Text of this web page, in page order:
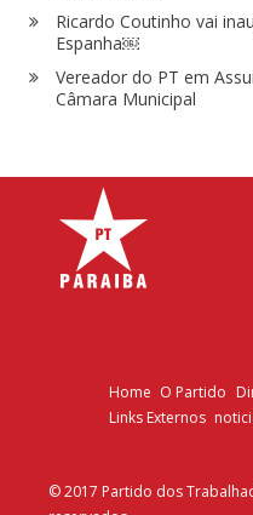
Ricardo Coutinho vai
Espanha￼
Vereador do PT em
Câmara Municipal
Home O Partido
Links Externos
© 2017 Partido dos